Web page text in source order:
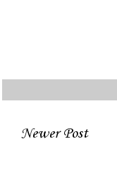
Newer Post